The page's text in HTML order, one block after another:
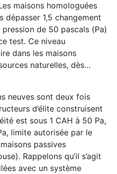
maisons homologuées
1,5 changement
pression de 50 pascals (Pa)
test. Ce niveau
dans les maisons
naturelles, dès…
neuves sont deux fois
d’élite construisent
est sous 1 CAH à 50 Pa,
limite autorisée par le
passives
Rappelons qu’il s’agit
avec un système